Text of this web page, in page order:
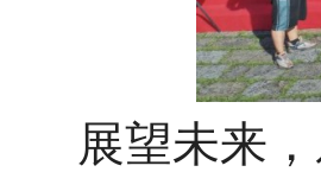
展望未来